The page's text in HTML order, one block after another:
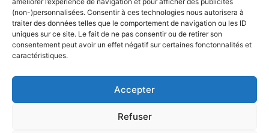
(non-)personnalisées. Consentir à ces technologies nous autorisera à
traiter des données telles que le comportement de navigation ou les ID
uniques sur ce site. Le fait de ne pas consentir ou de retirer son
consentement peut avoir un effet négatif sur certaines fonctonnalités et
caractéristiques.
Accepter
Refuser
Stock images by
persönliche Daten